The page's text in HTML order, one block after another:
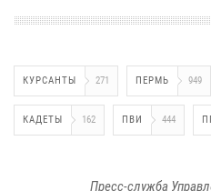
КУРСАНТЫ 271 ПЕРМЬ 949
КАДЕТЫ 162 ПВИ 444
Пресс-служба